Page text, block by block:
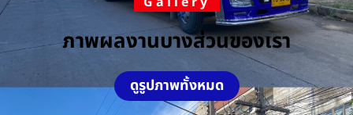
ภาพผลงานบางส่วนของเรา
ดูรูปภาพทั้งหมด